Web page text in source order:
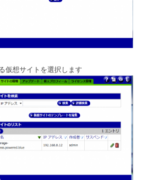
仮想サイトを選択します